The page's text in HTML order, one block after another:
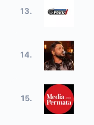
13.
14.
15.